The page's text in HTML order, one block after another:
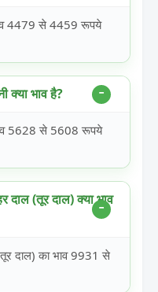
4479 से 4459 रूपये
भाव है?
5628 से 5608 रूपये
(तूर दाल) क्या भाव
दाल) का भाव 9931 से